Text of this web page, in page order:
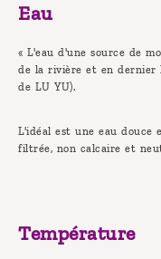
Eau
« L'eau d'une source de
de la rivière et en dernier
de LU YU).
L'idéal est une eau
filtrée, non calcaire et
Température